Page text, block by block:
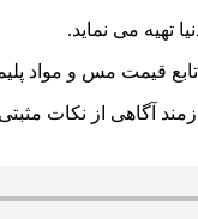
تهیه می نماید.
کابل های برق